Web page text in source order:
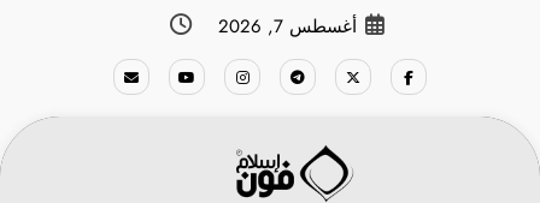
أغسطس 7, 2026